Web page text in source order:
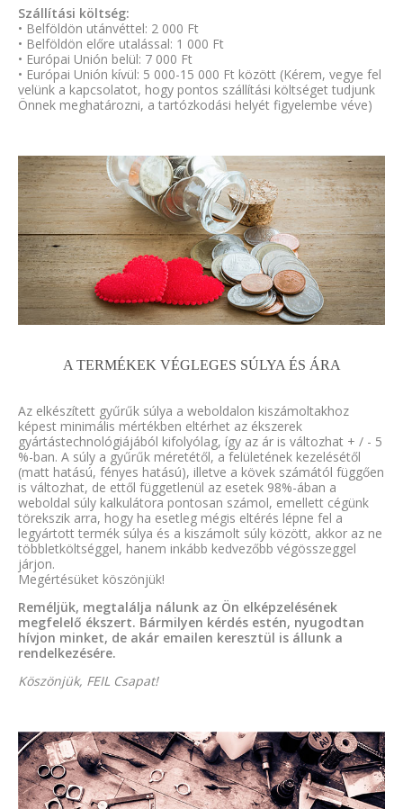
Szállítási költség:
• Belföldön utánvéttel: 2 000 Ft
• Belföldön előre utalással: 1 000 Ft
• Európai Unión belül: 7 000 Ft
• Európai Unión kívül: 5 000-15 000 Ft között (Kérem, vegye fel
velünk a kapcsolatot, hogy pontos szállítási költséget tudjunk
Önnek meghatározni, a tartózkodási helyét figyelembe véve)
A TERMÉKEK VÉGLEGES SÚLYA ÉS ÁRA
Az elkészített gyűrűk súlya a weboldalon kiszámoltakhoz
képest minimális mértékben eltérhet az ékszerek
gyártástechnológiájából kifolyólag, így az ár is változhat + / - 5
%-ban. A súly a gyűrűk méretétől, a felületének kezelésétől
(matt hatású, fényes hatású), illetve a kövek számától függően
is változhat, de ettől függetlenül az esetek 98%-ában a
weboldal súly kalkulátora pontosan számol, emellett cégünk
törekszik arra, hogy ha esetleg mégis eltérés lépne fel a
legyártott termék súlya és a kiszámolt súly között, akkor az ne
többletköltséggel, hanem inkább kedvezőbb végösszeggel
járjon.
Megértésüket köszönjük!
Reméljük, megtalálja nálunk az Ön elképzelésének
megfelelő ékszert. Bármilyen kérdés estén, nyugodtan
hívjon minket, de akár emailen keresztül is állunk a
rendelkezésére.
Köszönjük, FEIL Csapat!